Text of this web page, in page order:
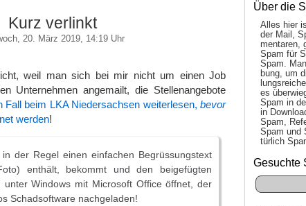
Kurz verlinkt
20. März 2019, 14:19 Uhr
weil man sich bei mir nicht um einen Job
Unternehmen angemailt, die Stellenangebote
Fall beim LKA Niedersachsen weiterlesen,bevor
werden!
der Regel einen einfachen Begrüssungstext
enthält, bekommt und den beigefügten
unter Windows mit Microsoft Office öffnet, der
Schadsoftware nachgeladen!
Über die
Alles hier
der Mail,
men­taren,
Spam für
Spam.
bung, um
es
Spam in
in
Spam,
Spam und
tür­lich
Gesuchte